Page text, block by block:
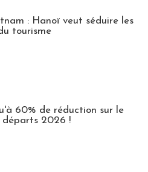
: Hanoï veut séduire les
tourisme
60% de réduction sur le
départs 2026 !